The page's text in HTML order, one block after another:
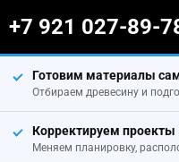
+7 921 027-89-
Готовим материалы
Отбираем древесину и
Корректируем проекты
Меняем планировку,